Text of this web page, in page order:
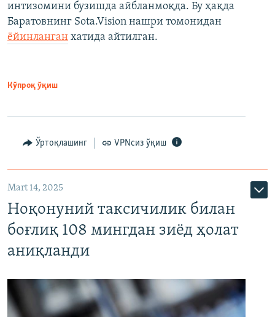
интизомини бузишда айбланмоқда. Бу ҳақда
Баратовнинг Sota.Vision нашри томонидан
ёйинланган хатида айтилган.
Кўпроқ ўқиш
Ўртоқлашинг VPNсиз ўқиш
Mart 14, 2025
Ноқонуний таксичилик билан
боғлиқ 108 мингдан зиёд ҳолат
аниқланди